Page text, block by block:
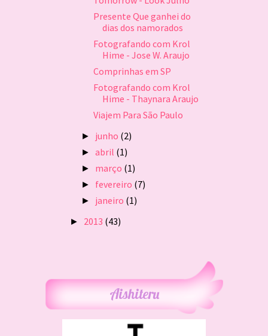
Presente Que ganhei do
dias dos namorados
Fotografando com Krol
Hime - Jose W. Araujo
Comprinhas em SP
Fotografando com Krol
Hime - Thaynara Araujo
Viajem Para São Paulo
► junho (2)
►abril (1)
► março (1)
► fevereiro (7)
► janeiro (1)
► 2013 (43)
Aishiteru